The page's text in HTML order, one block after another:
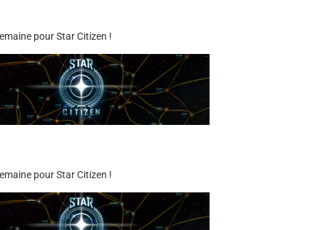
pour Star Citizen !
pour Star Citizen !